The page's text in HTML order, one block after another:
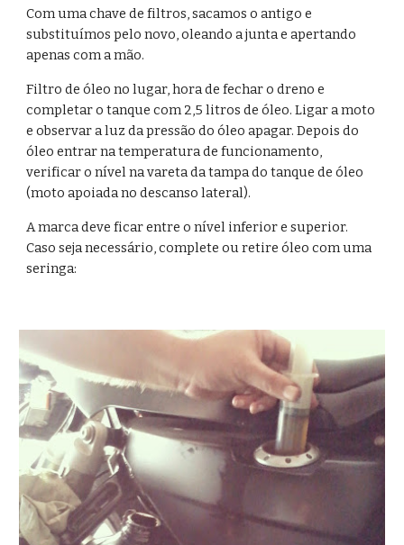
Com uma chave de filtros, sacamos o antigo e
substituímos pelo novo, oleando a junta e apertando
apenas com a mão.
Filtro de óleo no lugar, hora de fechar o dreno e
completar o tanque com 2,5 litros de óleo. Ligar a moto
e observar a luz da pressão do óleo apagar. Depois do
óleo entrar na temperatura de funcionamento,
verificar o nível na vareta da tampa do tanque de óleo
(moto apoiada no descanso lateral).
A marca deve ficar entre o nível inferior e superior.
Caso seja necessário, complete ou retire óleo com uma
seringa: